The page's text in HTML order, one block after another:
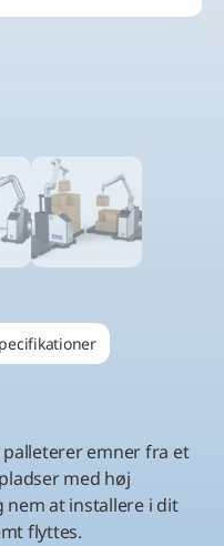
palleterer emner fra et
med høj
nem at installere i dit
flyttes.